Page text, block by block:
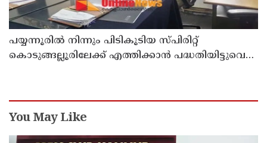
പയ്യന്നൂരിൽ നിന്നും പിടികൂടിയ സ്പിരിറ്റ്
കൊടുങ്ങല്ലൂരിലേക്ക് എത്തിക്കാൻ പദ്ധതിയിട്ടുവെന്ന്
You May Like